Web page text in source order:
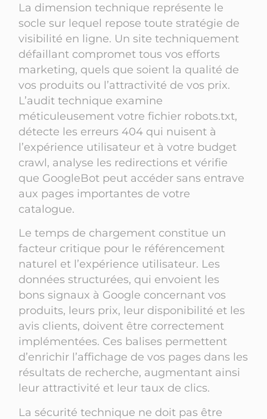
La dimension technique représente le
socle sur lequel repose toute stratégie de
visibilité en ligne. Un site techniquement
défaillant compromet tous vos efforts
marketing, quels que soient la qualité de
vos produits ou l’attractivité de vos prix.
L’audit technique examine
méticuleusement votre fichier robots.txt,
détecte les erreurs 404 qui nuisent à
l’expérience utilisateur et à votre budget
crawl, analyse les redirections et vérifie
que GoogleBot peut accéder sans entrave
aux pages importantes de votre
catalogue.
Le temps de chargement constitue un
facteur critique pour le référencement
naturel et l’expérience utilisateur. Les
données structurées, qui envoient les
bons signaux à Google concernant vos
produits, leurs prix, leur disponibilité et les
avis clients, doivent être correctement
implémentées. Ces balises permettent
d’enrichir l’affichage de vos pages dans les
résultats de recherche, augmentant ainsi
leur attractivité et leur taux de clics.
La sécurité technique ne doit pas être